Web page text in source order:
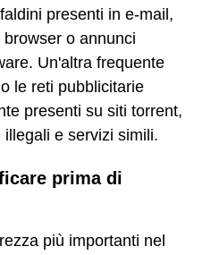
presenti in e-mail,
o annunci
Un'altra frequente
le reti pubblicitarie
presenti su siti torrent,
e servizi simili.
prima di
più importanti nel